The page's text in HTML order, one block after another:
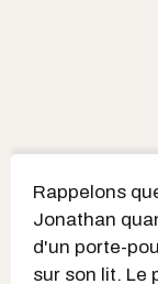
Rappelons
Jonathan
d'un porte-
sur son lit. Le